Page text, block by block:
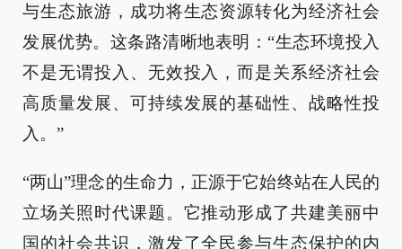
与生态旅游，成功将生态资源转化为经济社会
发展优势。这条路清晰地表明：“生态环境投入
不是无谓投入、无效投入，而是关系经济社会
高质量发展、可持续发展的基础性、战略性投
入。”
“两山”理念的生命力，正源于它始终站在人民的
立场关照时代课题。它推动形成了共建美丽中
国的社会共识，激发了全民参与生态保护的内